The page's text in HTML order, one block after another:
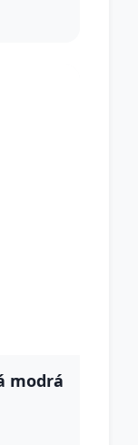
modrá